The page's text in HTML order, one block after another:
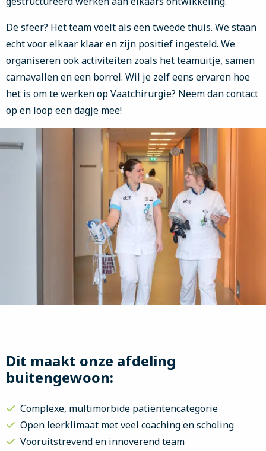
De sfeer? Het team voelt als een tweede thuis. We staan
echt voor elkaar klaar en zijn positief ingesteld. We
organiseren ook activiteiten zoals het teamuitje, samen
carnavallen en een borrel. Wil je zelf eens ervaren hoe
het is om te werken op Vaatchirurgie? Neem dan contact
op en loop een dagje mee!
Dit maakt onze afdeling
buitengewoon:
Complexe, multimorbide patiëntencategorie
Open leerklimaat met veel coaching en scholing
Vooruitstrevend en innoverend team